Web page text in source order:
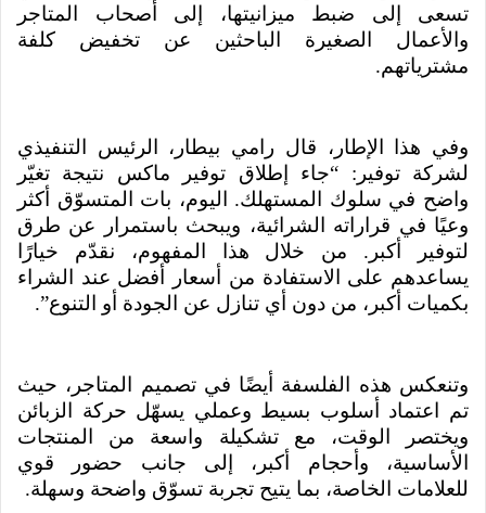
تسعى إلى ضبط ميزانيتها، إلى أصحاب المتاجر
والأعمال الصغيرة الباحثين عن تخفيض كلفة
مشترياتهم.
وفي هذا الإطار، قال رامي بيطار، الرئيس التنفيذي
لشركة توفير: “جاء إطلاق توفير ماكس نتيجة تغيّر
واضح في سلوك المستهلك. اليوم، بات المتسوّق أكثر
وعيًا في قراراته الشرائية، ويبحث باستمرار عن طرق
لتوفير أكبر. من خلال هذا المفهوم، نقدّم خيارًا
يساعدهم على الاستفادة من أسعار أفضل عند الشراء
بكميات أكبر، من دون أي تنازل عن الجودة أو التنوع”.
وتنعكس هذه الفلسفة أيضًا في تصميم المتاجر، حيث
تم اعتماد أسلوب بسيط وعملي يسهّل حركة الزبائن
ويختصر الوقت، مع تشكيلة واسعة من المنتجات
الأساسية، وأحجام أكبر، إلى جانب حضور قوي
للعلامات الخاصة، بما يتيح تجربة تسوّق واضحة وسهلة.